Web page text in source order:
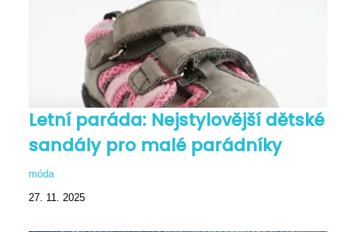
Letní paráda: Nejstylovější dětské
sandály pro malé parádníky
móda
27. 11. 2025